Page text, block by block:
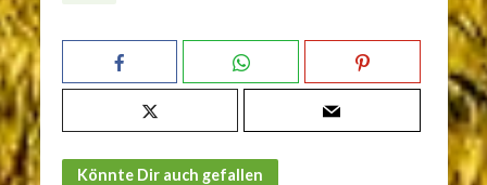
Könnte Dir auch gefallen